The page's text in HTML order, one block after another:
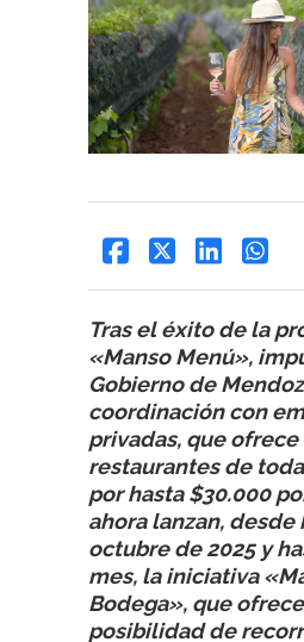
Tras el éxito de la
«Manso Menú»,
Gobierno de
coordinación con
privadas, que ofrece
restaurantes de
por hasta $30.000
ahora lanzan, desde
octubre de 2025 y
mes, la iniciativa
Bodega», que
posibilidad de